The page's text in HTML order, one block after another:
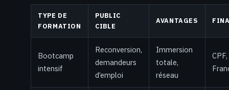
TYPE DE
FORMATION
PUBLIC
CIBLE
AVANTAGES
Bootcamp
intensif
Reconversion,
demandeurs
d’emploi
Immersion
totale,
réseau